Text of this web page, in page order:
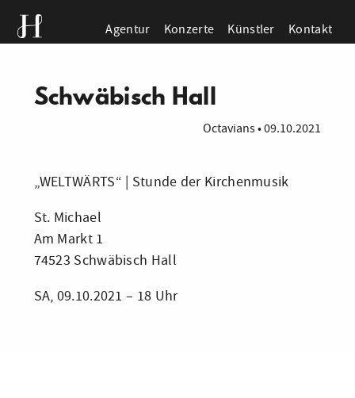
Agentur Konzerte Künstler Kontakt
Schwäbisch Hall
Octavians•09.10.2021
„WELTWÄRTS“ | Stunde der Kirchenmusik
St. Michael
Am Markt 1
74523 Schwäbisch Hall
SA, 09.10.2021 – 18 Uhr